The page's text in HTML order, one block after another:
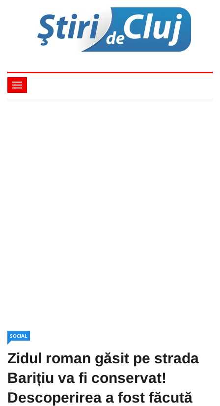
SOCIAL
Zidul roman găsit pe strada
Barițiu va fi conservat!
Descoperirea a fost făcută